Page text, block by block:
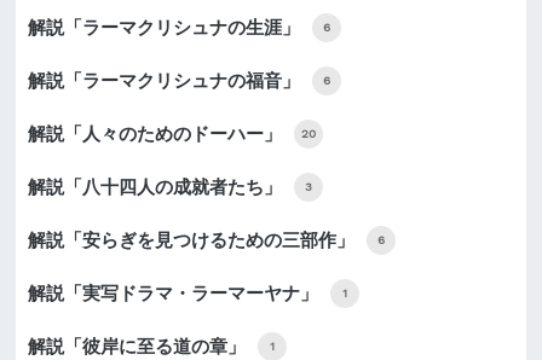
解説「ラーマクリシュナの生涯」 6
解説「ラーマクリシュナの福音」 6
解説「人々のためのドーハー」 20
解説「八十四人の成就者たち」 3
解説「安らぎを見つけるための三部作」 6
解説「実写ドラマ・ラーマーヤナ」 1
解説「彼岸に至る道の章」 1